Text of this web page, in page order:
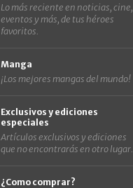
Lo más reciente en noticias, cine,
eventos y más, de tus héroes
favoritos.
Manga
¡Los mejores mangas del mundo!
Exclusivos y ediciones
especiales
Artículos exclusivos y ediciones
que no encontrarás en otro lugar.
¿Como comprar?